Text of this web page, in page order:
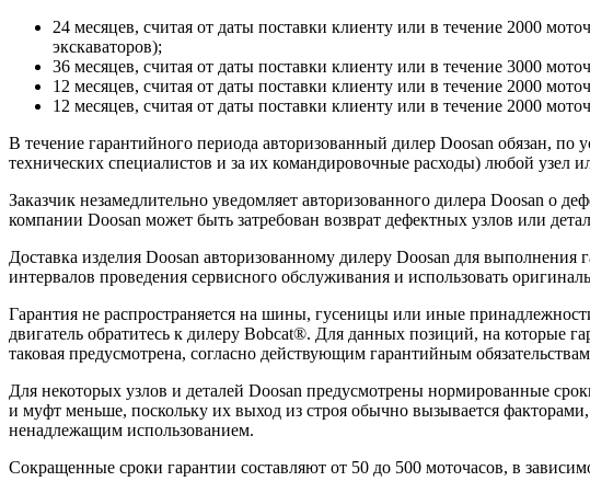
24 месяцев, считая от даты поставки клиенту или в течение 2000
экскаваторов);
36 месяцев, считая от даты поставки клиенту или в течение 3000
12 месяцев, считая от даты поставки клиенту или в течение 2000
12 месяцев, считая от даты поставки клиенту или в течение 2000
В течение гарантийного периода авторизованный дилер Doosan обязан,
технических специалистов и за их командировочные расходы) любой узел
Заказчик незамедлительно уведомляет авторизованного дилера Doosan о
компании Doosan может быть затребован возврат дефектных узлов или
Доставка изделия Doosan авторизованному дилеру Doosan для
интервалов проведения сервисного обслуживания и использовать
Гарантия не распространяется на шины, гусеницы или иные
двигатель обратитесь к дилеру Bobcat®. Для данных позиций, на которые
таковая предусмотрена, согласно действующим гарантийным
Для некоторых узлов и деталей Doosan предусмотрены нормированные
и муфт меньше, поскольку их выход из строя обычно вызывается
ненадлежащим использованием.
Сокращенные сроки гарантии составляют от 50 до 500 моточасов, в